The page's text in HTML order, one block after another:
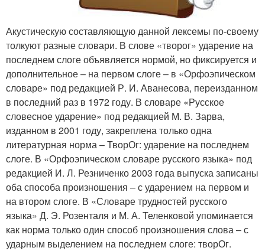
Акустическую составляющую данной лексемы по-своему
толкуют разные словари. В слове «творог» ударение на
последнем слоге объявляется нормой, но фиксируется и
дополнительное – на первом слоге – в «Орфоэпическом
словаре» под редакцией Р. И. Аванесова, переизданном
в последний раз в 1972 году. В словаре «Русское
словесное ударение» под редакцией М. В. Зарва,
изданном в 2001 году, закреплена только одна
литературная норма – ТворОг: ударение на последнем
слоге. В «Орфоэпическом словаре русского языка» под
редакцией И. Л. Резниченко 2003 года выпуска записаны
оба способа произношения – с ударением на первом и
на втором слоге. В «Словаре трудностей русского
языка» Д. Э. Розенталя и М. А. Теленковой упоминается
как норма только один способ произношения слова – с
ударным выделением на последнем слоге: творОг.